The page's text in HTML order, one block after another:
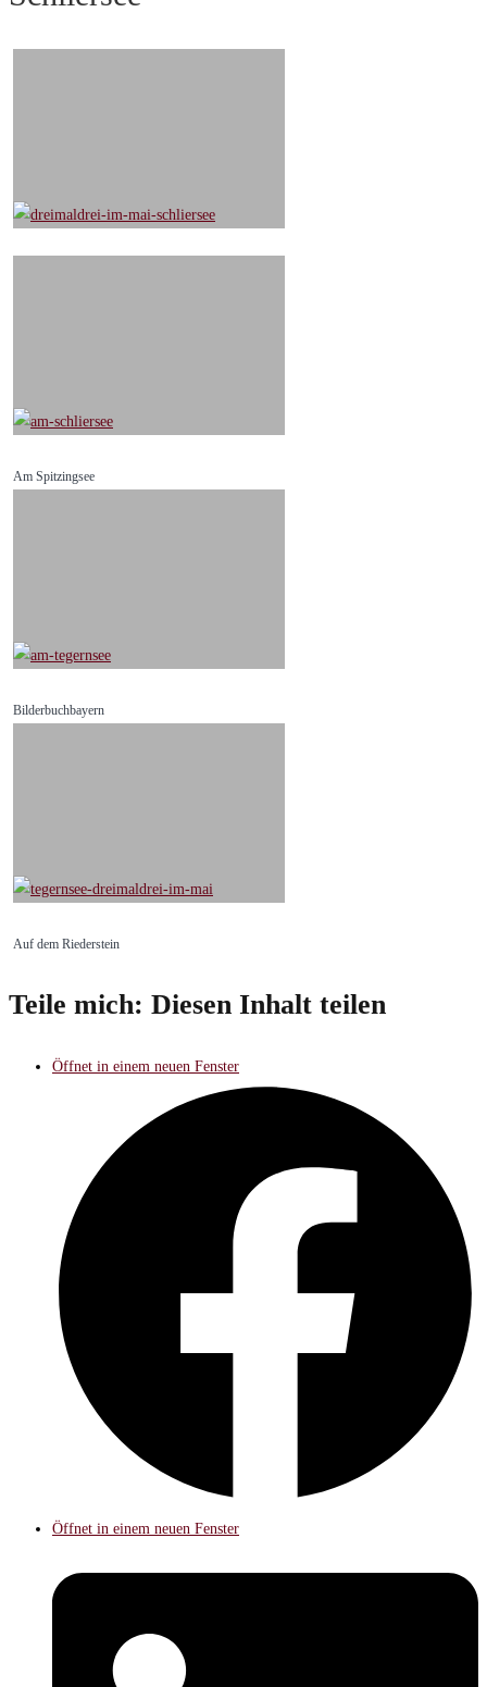
Am Spitzingsee
Bilderbuchbayern
Auf dem Riederstein
Teile mich: Diesen Inhalt teilen
Öffnet in einem neuen Fenster
Öffnet in einem neuen Fenster